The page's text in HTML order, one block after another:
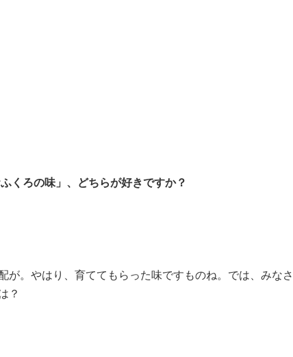
くろの味」、どちらが好きですか？
が。やはり、育ててもらった味ですものね。では、みなさ
？